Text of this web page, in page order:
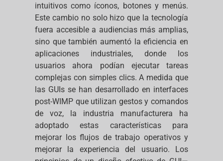
intuitivos como íconos, botones y menús.
Este cambio no solo hizo que la tecnología
fuera accesible a audiencias más amplias,
sino que también aumentó la eficiencia en
aplicaciones industriales, donde los
usuarios ahora podían ejecutar tareas
complejas con simples clics. A medida que
las GUIs se han desarrollado en interfaces
post-WIMP que utilizan gestos y comandos
de voz, la industria manufacturera ha
adoptado estas características para
mejorar los flujos de trabajo operativos y
mejorar la experiencia del usuario. Los